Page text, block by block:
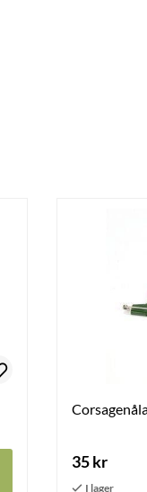
35 kr